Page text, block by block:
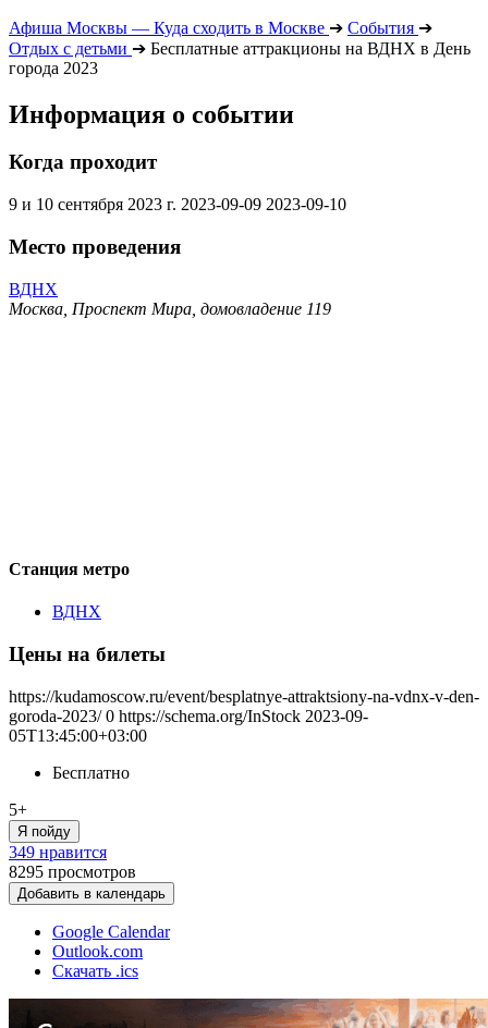
Афиша Москвы — Куда сходить в Москве ➔ События ➔
Отдых с детьми ➔ Бесплатные аттракционы на ВДНХ в День
города 2023
Информация о событии
Когда проходит
9 и 10 сентября 2023 г. 2023-09-09 2023-09-10
Место проведения
ВДНХ
Москва, Проспект Мира, домовладение 119
Станция метро
ВДНХ
Цены на билеты
https://kudamoscow.ru/event/besplatnye-attraktsiony-na-vdnx-v-den-
goroda-2023/ 0 https://schema.org/InStock 2023-09-
05T13:45:00+03:00
Бесплатно
5+
Я пойду
349 нравится
8295 просмотров
Добавить в календарь
Google Calendar
Outlook.com
Скачать .ics